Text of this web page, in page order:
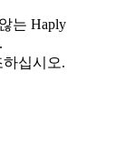
는 Haply
하십시오.